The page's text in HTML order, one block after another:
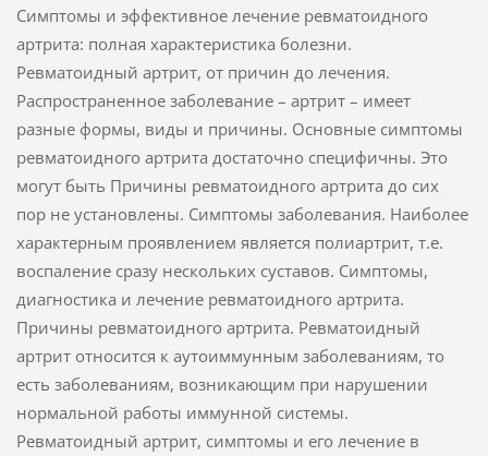
Симптомы и эффективное лечение ревматоидного
артрита: полная характеристика болезни.
Ревматоидный артрит, от причин до лечения.
Распространенное заболевание – артрит – имеет
разные формы, виды и причины. Основные симптомы
ревматоидного артрита достаточно специфичны. Это
могут быть Причины ревматоидного артрита до сих
пор не установлены. Симптомы заболевания. Наиболее
характерным проявлением является полиартрит, т.е.
воспаление сразу нескольких суставов. Симптомы,
диагностика и лечение ревматоидного артрита.
Причины ревматоидного артрита. Ревматоидный
артрит относится к аутоиммунным заболеваниям, то
есть заболеваниям, возникающим при нарушении
нормальной работы иммунной системы.
Ревматоидный артрит, симптомы и его лечение в